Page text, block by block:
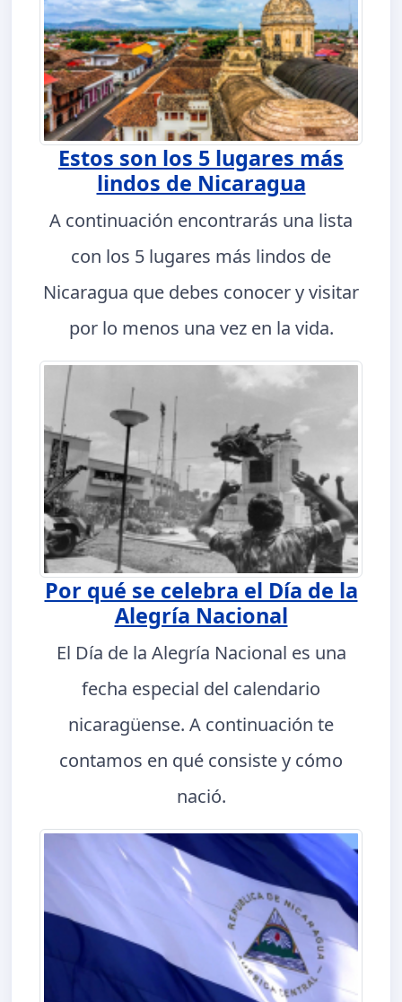
Estos son los 5 lugares más
lindos de Nicaragua
A continuación encontrarás una lista
con los 5 lugares más lindos de
Nicaragua que debes conocer y visitar
por lo menos una vez en la vida.
Por qué se celebra el Día de la
Alegría Nacional
El Día de la Alegría Nacional es una
fecha especial del calendario
nicaragüense. A continuación te
contamos en qué consiste y cómo
nació.